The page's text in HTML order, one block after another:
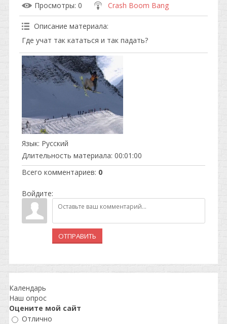
Просмотры: 0 Crash Boom Bang
Описание материала:
Где учат так кататься и так падать?
Язык: Русский
Длительность материала: 00:01:00
Всего комментариев: 0
Войдите:
ОТПРАВИТЬ
Календарь
Наш опрос
Оцените мой сайт
Отлично